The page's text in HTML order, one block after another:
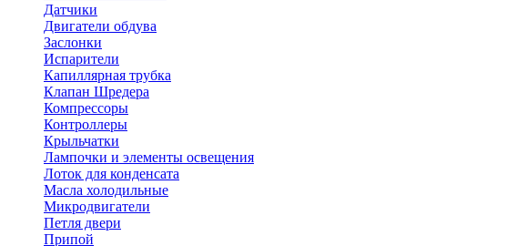
Датчики
Двигатели обдува
Заслонки
Испарители
Капиллярная трубка
Клапан Шредера
Компрессоры
Контроллеры
Крыльчатки
Лампочки и элементы освещения
Лоток для конденсата
Масла холодильные
Микродвигатели
Петля двери
Припой